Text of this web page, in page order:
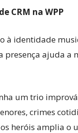
CRM na WPP
à identidade
presença ajuda
um trio
crimes
heróis amplia o